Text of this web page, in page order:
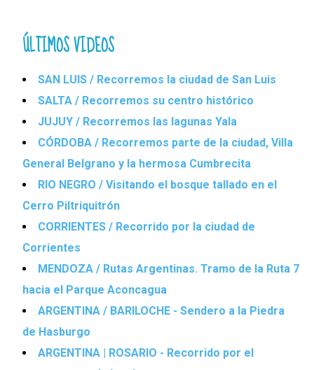
ÚLTIMOS VIDEOS
SAN LUIS / Recorremos la ciudad de San Luis
SALTA / Recorremos su centro histórico
JUJUY / Recorremos las lagunas Yala
CÓRDOBA / Recorremos parte de la ciudad, Villa
General Belgrano y la hermosa Cumbrecita
RIO NEGRO / Visitando el bosque tallado en el
Cerro Piltriquitrón
CORRIENTES / Recorrido por la ciudad de
Corrientes
MENDOZA / Rutas Argentinas. Tramo de la Ruta 7
hacia el Parque Aconcagua
ARGENTINA / BARILOCHE - Sendero a la Piedra
de Hasburgo
ARGENTINA | ROSARIO - Recorrido por el